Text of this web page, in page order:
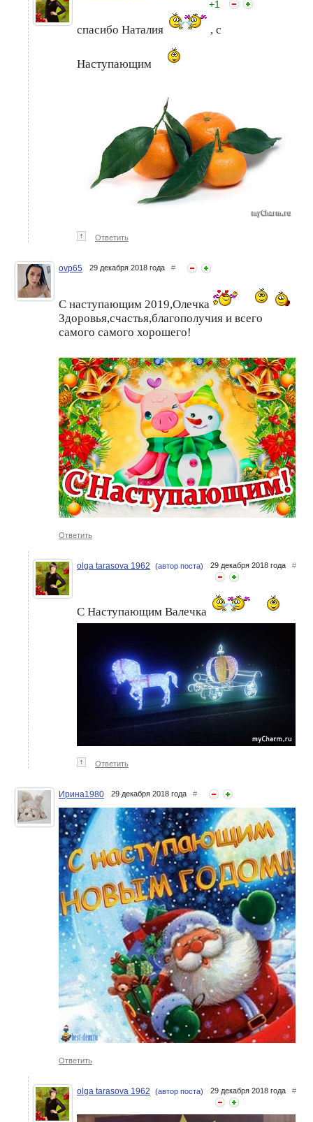
+1
спасибо Наталия , с
Наступающим
↑ Ответить
ovp65 29 декабря 2018 года #
С наступающим 2019,Олечка
Здоровья,счастья,благополучия и всего
самого самого хорошего!
Ответить
olga tarasova 1962 (автор поста) 29 декабря 2018 года #
С Наступающим Валечка
↑ Ответить
Ирина1980 29 декабря 2018 года #
Ответить
olga tarasova 1962 (автор поста) 29 декабря 2018 года #